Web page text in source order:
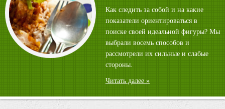
Как следить за собой и на какие
показатели ориентироваться в
поиске своей идеальной фигуры? Мы
выбрали восемь способов и
рассмотрели их сильные и слабые
стороны.
Читать далее »